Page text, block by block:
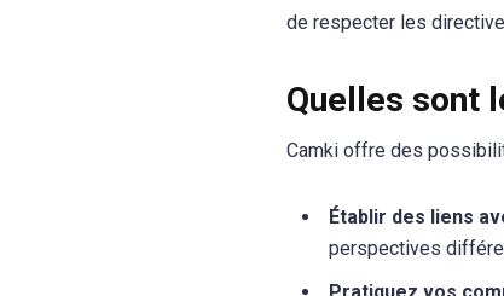
de respecter les
Quelles sont
Camki offre des
Établir des liens
perspectives